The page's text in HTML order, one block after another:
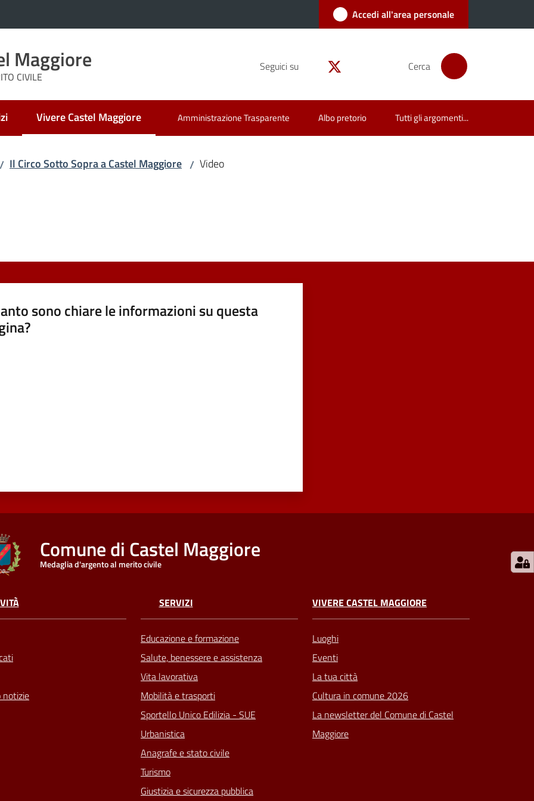
Accedi all'area personale
Maggiore
CIVILE
Seguici su Cerca
Vivere Castel Maggiore
Menu selezionato Amministrazione Trasparente Albo pretorio Tutti gli argomenti...
/ Il Circo Sotto Sopra a Castel Maggiore / Video
sono chiare le informazioni su questa
Comune di Castel Maggiore
Medaglia d'argento al merito civile
notizie
SERVIZI
Educazione e formazione
Salute, benessere e assistenza
Vita lavorativa
Mobilità e trasporti
Sportello Unico Edilizia - SUE
Urbanistica
Anagrafe e stato civile
Turismo
Giustizia e sicurezza pubblica
VIVERE CASTEL MAGGIORE
Luoghi
Eventi
La tua città
Cultura in comune 2026
La newsletter del Comune di Castel
Maggiore